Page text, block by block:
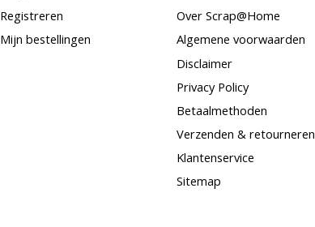
Registreren
Mijn bestellingen
Over Scrap@Home
Algemene voorwaarden
Disclaimer
Privacy Policy
Betaalmethoden
Verzenden & retourneren
Klantenservice
Sitemap